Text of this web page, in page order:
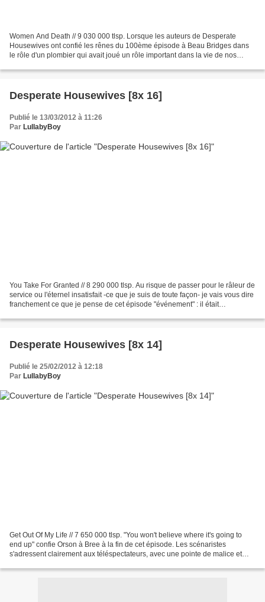
Women And Death // 9 030 000 tlsp. Lorsque les auteurs de Desperate
Housewives ont confié les rênes du 100ème épisode à Beau Bridges dans
le rôle d'un plombier qui avait joué un rôle important dans la vie de nos
Desperate Housewives [8x 16]
Publié le 13/03/2012 à 11:26
Par LullabyBoy
You Take For Granted // 8 290 000 tlsp. Au risque de passer pour le râleur de
service ou l'éternel insatisfait -ce que je suis de toute façon- je vais vous dire
franchement ce que je pense de cet épisode "événement" : il était
Desperate Housewives [8x 14]
Publié le 25/02/2012 à 12:18
Par LullabyBoy
Get Out Of My Life // 7 650 000 tlsp. "You won't believe where it's going to
end up" confie Orson à Bree à la fin de cet épisode. Les scénaristes
s'adressent clairement aux téléspectateurs, avec une pointe de malice et